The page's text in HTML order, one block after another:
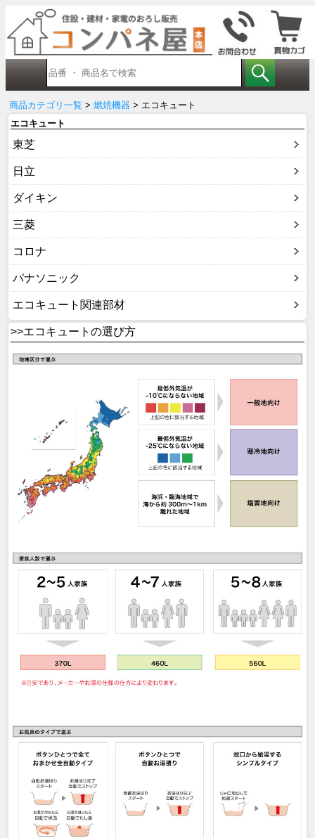
商品カテゴリ一覧 > 燃焼機器 > エコキュート
エコキュート
東芝
日立
ダイキン
三菱
コロナ
パナソニック
エコキュート関連部材
>>エコキュートの選び方